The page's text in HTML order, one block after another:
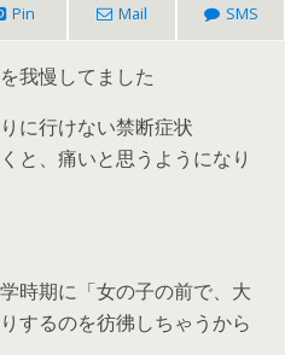
Pin Mail SMS
我慢してました
に行けない禁断症状
と、痛いと思うようになり
時期に「女の子の前で、大
するのを彷彿しちゃうから